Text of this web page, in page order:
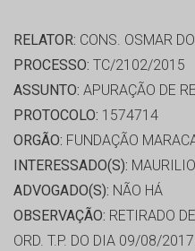
RELATOR: CONS. OSMAR
PROCESSO: TC/2102/2015
ASSUNTO: APURAÇÃO DE
PROTOCOLO: 1574714
ORGÃO: FUNDAÇÃO
INTERESSADO(S):
ADVOGADO(S): NÃO HÁ
OBSERVAÇÃO: RETIRADO
ORD. T.P. DO DIA 09/08/